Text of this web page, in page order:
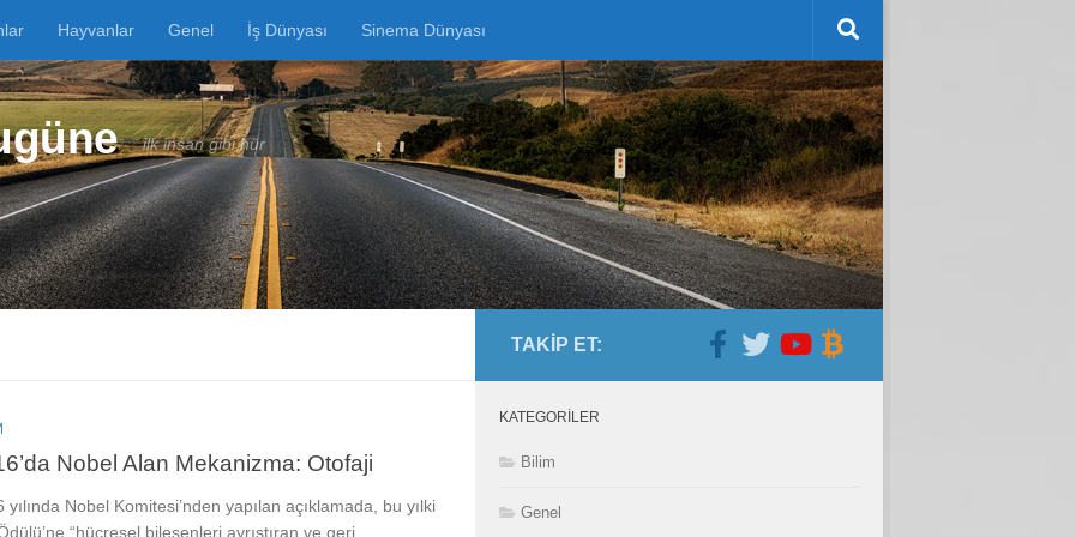
Hayvanlar Genel İş Dünyası Sinema Dünyası
ilk insan gibi hür
Nobel Alan Mekanizma: Otofaji
yılında Nobel Komitesi’nden yapılan açıklamada, bu yılki
“hücresel bileşenleri ayrıştıran ve geri
TAKIP ET:
KATEGORILER
Bilim
Genel